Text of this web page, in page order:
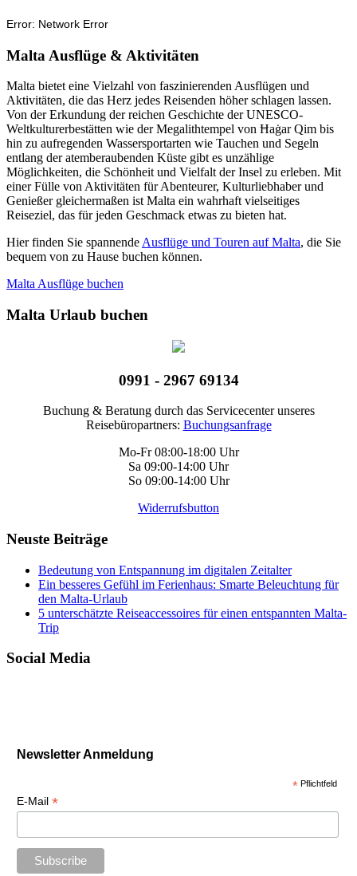
Malta Ausflüge & Aktivitäten
Malta bietet eine Vielzahl von faszinierenden Ausflügen und
Aktivitäten, die das Herz jedes Reisenden höher schlagen lassen.
Von der Erkundung der reichen Geschichte der UNESCO-
Weltkulturerbestätten wie der Megalithtempel von Ħaġar Qim bis
hin zu aufregenden Wassersportarten wie Tauchen und Segeln
entlang der atemberaubenden Küste gibt es unzählige
Möglichkeiten, die Schönheit und Vielfalt der Insel zu erleben. Mit
einer Fülle von Aktivitäten für Abenteurer, Kulturliebhaber und
Genießer gleichermaßen ist Malta ein wahrhaft vielseitiges
Reiseziel, das für jeden Geschmack etwas zu bieten hat.
Hier finden Sie spannendeAusflüge und Touren auf Malta, die Sie
bequem von zu Hause buchen können.
Malta Ausflüge buchen
Malta Urlaub buchen
0991 - 2967 69134
Buchung & Beratung durch das Servicecenter unseres
Reisebüropartners: Buchungsanfrage
Mo-Fr 08:00-18:00 Uhr
Sa 09:00-14:00 Uhr
So 09:00-14:00 Uhr
Widerrufsbutton
Neuste Beiträge
Bedeutung von Entspannung im digitalen Zeitalter
Ein besseres Gefühl im Ferienhaus: Smarte Beleuchtung für
den Malta-Urlaub
5 unterschätzte Reiseaccessoires für einen entspannten Malta-
Trip
Social Media
Newsletter Anmeldung
* Pflichtfeld
E-Mail *